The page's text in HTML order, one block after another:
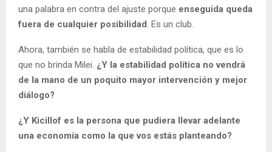
una palabra en contra del ajuste porque enseguida queda
fuera de cualquier posibilidad. Es un club.
Ahora, también se habla de estabilidad política, que es lo
que no brinda Milei. ¿Y la estabilidad política no vendrá
de la mano de un poquito mayor intervención y mejor
diálogo?
¿Y Kicillof es la persona que pudiera llevar adelante
una economía como la que vos estás planteando?